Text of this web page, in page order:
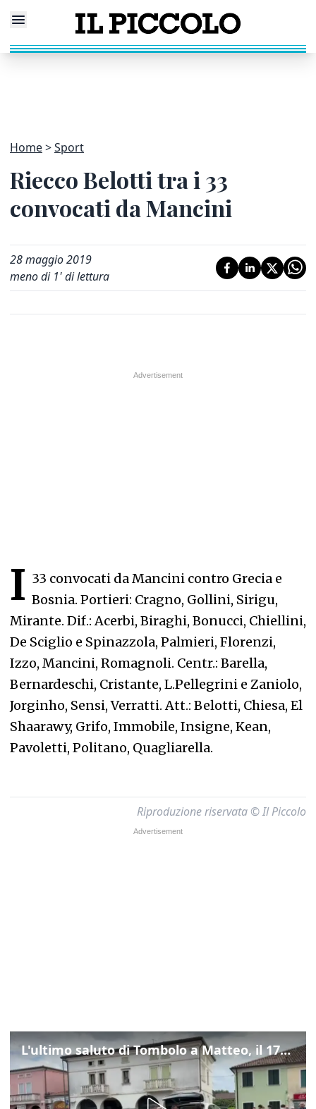
Home Sport
Riecco Belotti tra i 33
convocati da Mancini
28 maggio 2019
meno di 1' di lettura
I 33 convocati da Mancini contro Grecia e
Bosnia. Portieri: Cragno, Gollini, Sirigu,
Mirante. Dif.: Acerbi, Biraghi, Bonucci, Chiellini,
De Sciglio e Spinazzola, Palmieri, Florenzi,
Izzo, Mancini, Romagnoli. Centr.: Barella,
Bernardeschi, Cristante, L.Pellegrini e Zaniolo,
Jorginho, Sensi, Verratti. Att.: Belotti, Chiesa, El
Shaarawy, Grifo, Immobile, Insigne, Kean,
Pavoletti, Politano, Quagliarella.
Riproduzione riservata © Il Piccolo
L'ultimo saluto di Tombolo a Matteo, il 17enne morto di tumore. Il video